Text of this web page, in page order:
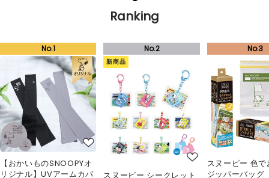
Ranking
【おかいものSNOOPYオ
リジナル】UVアームカバ
新商品
スヌーピー シークレット
スヌーピー 色
ジッパーバッグ